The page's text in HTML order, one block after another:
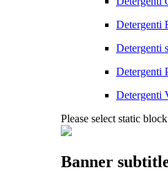
Detergenti
Detergenti
Detergenti
Detergenti
Please select static
Banner